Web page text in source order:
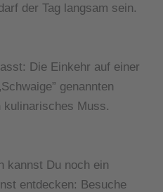
der Tag langsam sein.
Die Einkehr auf einer
genannten
kulinarisches Muss.
kannst Du noch ein
entdecken: Besuche